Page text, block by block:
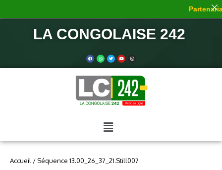
LA CONGOLAISE 242
Accueil / Séquence 13.00_26_37_21.Still007